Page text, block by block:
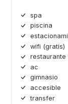
spa
piscina
wifi (gratis)
restaurante
ac
gimnasio
accesible
transfer